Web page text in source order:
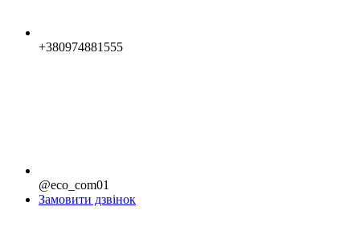
+380974881555
@eco_com01
Замовити дзвінок